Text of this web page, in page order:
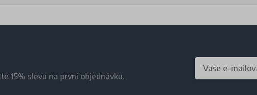
15% slevu na první objednávku.